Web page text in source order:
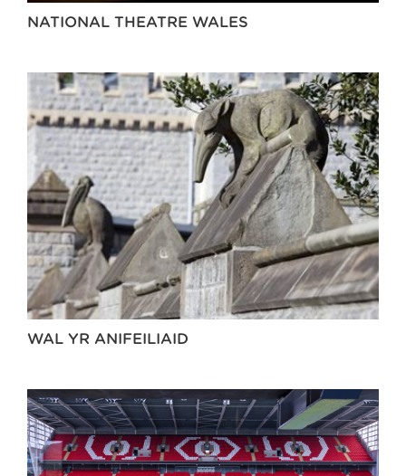
NATIONAL THEATRE WALES
WAL YR ANIFEILIAID